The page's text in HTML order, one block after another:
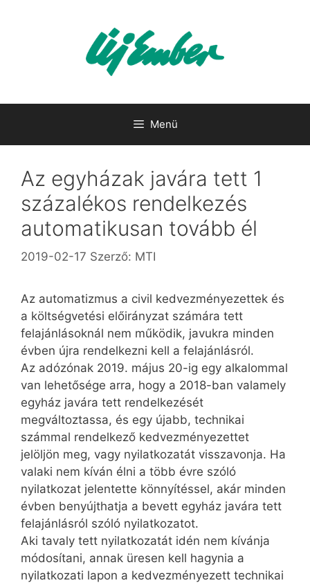
Menü
Az egyházak javára tett 1
százalékos rendelkezés
automatikusan tovább él
2019-02-17 Szerző: MTI
Az automatizmus a civil kedvezményezettek és
a költségvetési előirányzat számára tett
felajánlásoknál nem működik, javukra minden
évben újra rendelkezni kell a felajánlásról.
Az adózónak 2019. május 20-ig egy alkalommal
van lehetősége arra, hogy a 2018-ban valamely
egyház javára tett rendelkezését
megváltoztassa, és egy újabb, technikai
számmal rendelkező kedvezményezettet
jelöljön meg, vagy nyilatkozatát visszavonja. Ha
valaki nem kíván élni a több évre szóló
nyilatkozat jelentette könnyítéssel, akár minden
évben benyújthatja a bevett egyház javára tett
felajánlásról szóló nyilatkozatot.
Aki tavaly tett nyilatkozatát idén nem kívánja
módosítani, annak üresen kell hagynia a
nyilatkozati lapon a kedvezményezett technikai